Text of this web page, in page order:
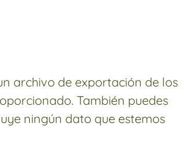
archivo de exportación de los
También puedes
ningún dato que estemos